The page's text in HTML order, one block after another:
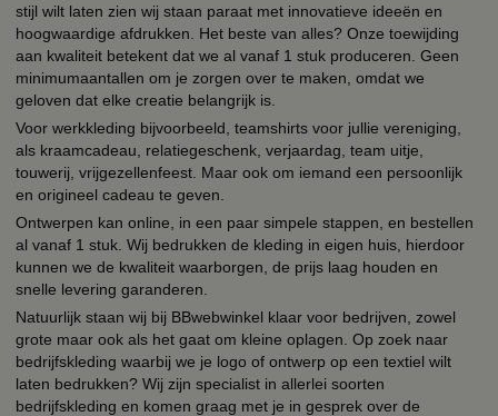
stijl wilt laten zien wij staan paraat met innovatieve ideeën en
hoogwaardige afdrukken. Het beste van alles? Onze toewijding
aan kwaliteit betekent dat we al vanaf 1 stuk produceren. Geen
minimumaantallen om je zorgen over te maken, omdat we
geloven dat elke creatie belangrijk is.
Voor werkkleding bijvoorbeeld, teamshirts voor jullie vereniging,
als kraamcadeau, relatiegeschenk, verjaardag, team uitje,
touwerij, vrijgezellenfeest. Maar ook om iemand een persoonlijk
en origineel cadeau te geven.
Ontwerpen kan online, in een paar simpele stappen, en bestellen
al vanaf 1 stuk. Wij bedrukken de kleding in eigen huis, hierdoor
kunnen we de kwaliteit waarborgen, de prijs laag houden en
snelle levering garanderen.
Natuurlijk staan wij bij BBwebwinkel klaar voor bedrijven, zowel
grote maar ook als het gaat om kleine oplagen. Op zoek naar
bedrijfskleding waarbij we je logo of ontwerp op een textiel wilt
laten bedrukken? Wij zijn specialist in allerlei soorten
bedrijfskleding en komen graag met je in gesprek over de